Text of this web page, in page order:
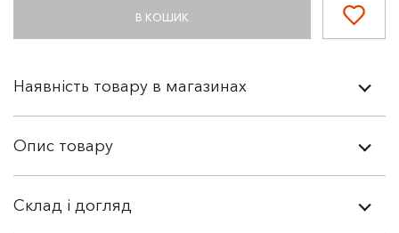
В КОШИК
Наявність товару в магазинах
Опис товару
Склад і догляд